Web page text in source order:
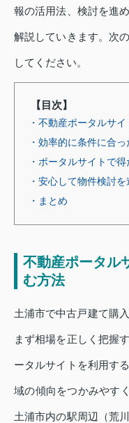
報の活用法、検討を進
解説していきます。次
してください。
【目次】
・不動産ポータルサ
・効率的に条件に合
・ポータルサイトで
・安心して物件検討
・まとめ
不動産ポータル
む方法
土浦市で中古戸建て購
まず相場を正しく把握
ータルサイトを利用す
域の傾向をつかみやす
土浦市内の駅周辺（荒